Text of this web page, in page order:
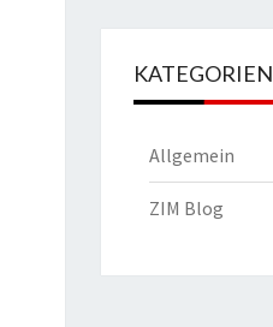
KATEGORIEN
Allgemein
ZIM Blog